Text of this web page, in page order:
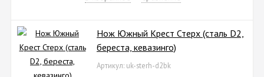
Нож Южный Крест Стерх (сталь D2,
береста, кевазинго)
Артикул: uk-sterh-d2bk